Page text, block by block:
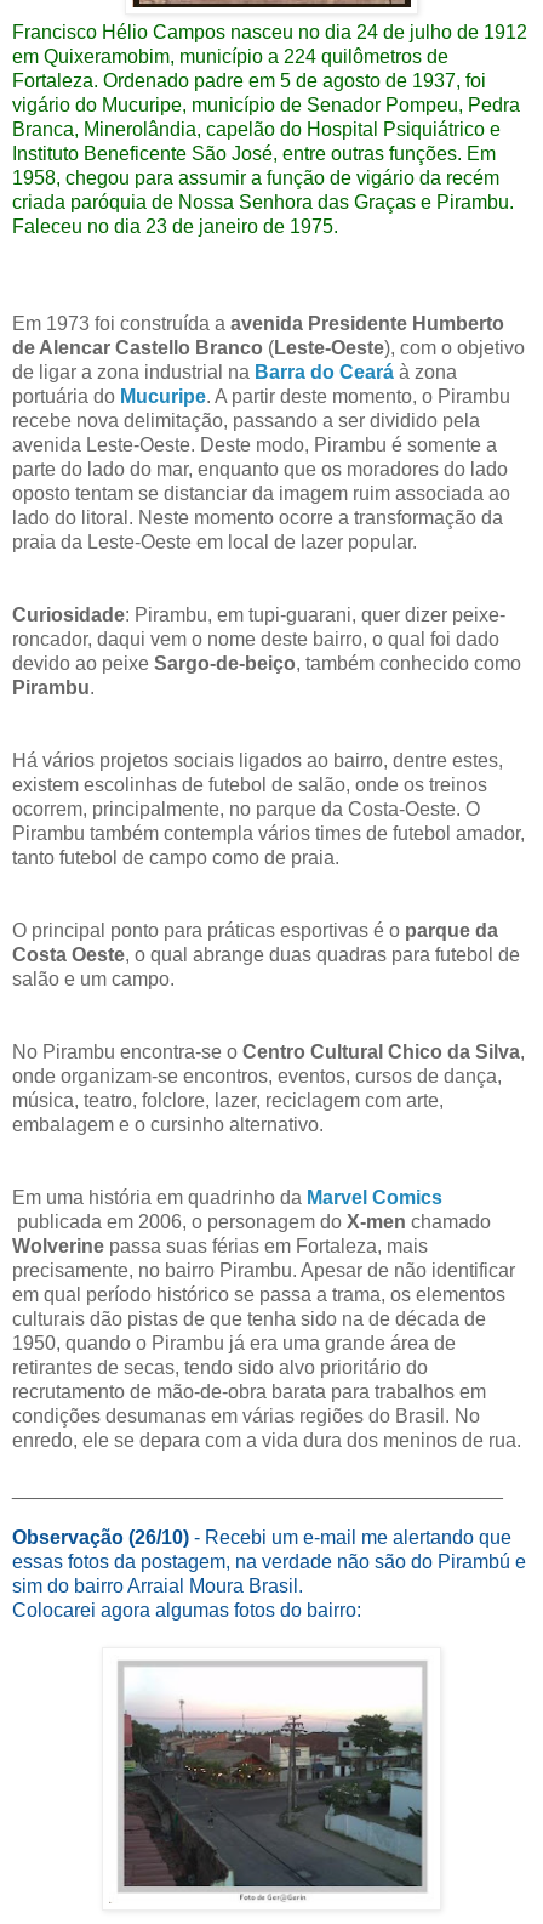
Francisco Hélio Campos nasceu no dia 24 de julho de 1912
em Quixeramobim, município a 224 quilômetros de
Fortaleza. Ordenado padre em 5 de agosto de 1937, foi
vigário do Mucuripe, município de Senador Pompeu, Pedra
Branca, Minerolândia, capelão do Hospital Psiquiátrico e
Instituto Beneficente São José, entre outras funções. Em
1958, chegou para assumir a função de vigário da recém
criada paróquia de Nossa Senhora das Graças e Pirambu.
Faleceu no dia 23 de janeiro de 1975.
Em 1973 foi construída a avenida Presidente Humberto
de Alencar Castello Branco (Leste-Oeste), com o objetivo
de ligar a zona industrial na Barra do Ceará à zona
portuária do Mucuripe. A partir deste momento, o Pirambu
recebe nova delimitação, passando a ser dividido pela
avenida Leste-Oeste. Deste modo, Pirambu é somente a
parte do lado do mar, enquanto que os moradores do lado
oposto tentam se distanciar da imagem ruim associada ao
lado do litoral. Neste momento ocorre a transformação da
praia da Leste-Oeste em local de lazer popular.
Curiosidade: Pirambu, em tupi-guarani, quer dizer peixe-
roncador, daqui vem o nome deste bairro, o qual foi dado
devido ao peixe Sargo-de-beiço, também conhecido como
Pirambu.
Há vários projetos sociais ligados ao bairro, dentre estes,
existem escolinhas de futebol de salão, onde os treinos
ocorrem, principalmente, no parque da Costa-Oeste. O
Pirambu também contempla vários times de futebol amador,
tanto futebol de campo como de praia.
O principal ponto para práticas esportivas é o parque da
Costa Oeste, o qual abrange duas quadras para futebol de
salão e um campo.
No Pirambu encontra-se o Centro Cultural Chico da Silva,
onde organizam-se encontros, eventos, cursos de dança,
música, teatro, folclore, lazer, reciclagem com arte,
embalagem e o cursinho alternativo.
Em uma história em quadrinho da Marvel Comics
publicada em 2006, o personagem do X-men chamado
Wolverine passa suas férias em Fortaleza, mais
precisamente, no bairro Pirambu. Apesar de não identificar
em qual período histórico se passa a trama, os elementos
culturais dão pistas de que tenha sido na de década de
1950, quando o Pirambu já era uma grande área de
retirantes de secas, tendo sido alvo prioritário do
recrutamento de mão-de-obra barata para trabalhos em
condições desumanas em várias regiões do Brasil. No
enredo, ele se depara com a vida dura dos meninos de rua.
Observação (26/10) - Recebi um e-mail me alertando que
essas fotos da postagem, na verdade não são do Pirambú e
sim do bairro Arraial Moura Brasil.
Colocarei agora algumas fotos do bairro: